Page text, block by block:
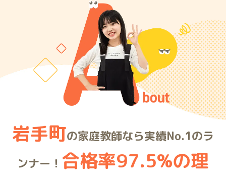
岩手町の家庭教師なら実績No.1のラ
ンナー！ 合格率97.5%の理